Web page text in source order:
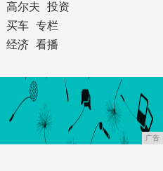
高尔夫
投资
买车
专栏
经济 看播
广告